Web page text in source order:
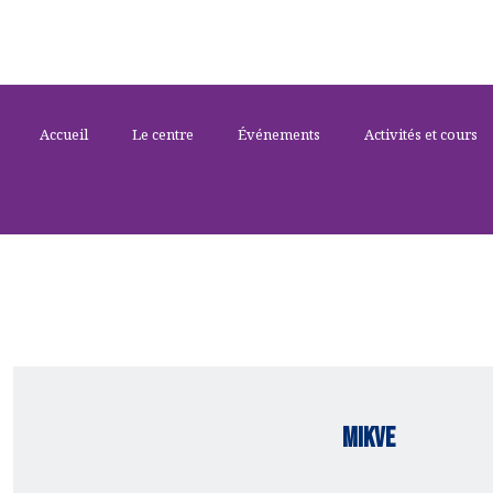
Accueil Le centre Événements Activités et cours
Mikve